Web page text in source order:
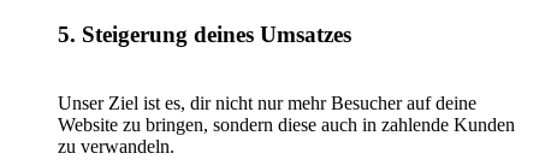
5. Steigerung deines Umsatzes
Unser Ziel ist es, dir nicht nur mehr Besucher auf deine
Website zu bringen, sondern diese auch in zahlende Kunden
zu verwandeln.